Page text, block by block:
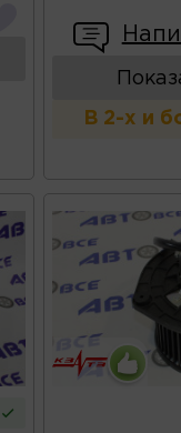
В 2-х и